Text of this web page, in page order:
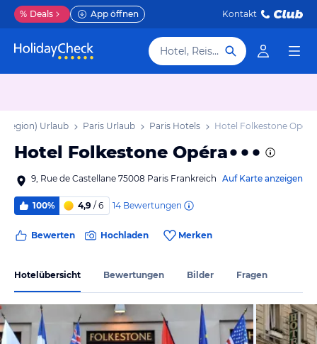
% Deals App öffnen Kontakt
Hotel, Reiseziel
Urlaub Paris Urlaub Paris Hotels Hotel Folkestone Opéra
Hotel Folkestone Opéra
9, Rue de Castellane 75008 Paris Frankreich Auf Karte anzeigen
100% 4,9 / 6 14 Bewertungen
Bewerten Hochladen Merken
Hotelübersicht Bewertungen Bilder Fragen